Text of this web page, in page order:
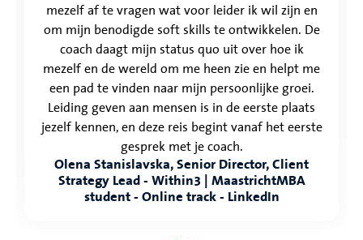
mezelf af te vragen wat voor leider ik wil zijn en
om mijn benodigde soft skills te ontwikkelen. De
coach daagt mijn status quo uit over hoe ik
mezelf en de wereld om me heen zie en helpt me
een pad te vinden naar mijn persoonlijke groei.
Leiding geven aan mensen is in de eerste plaats
jezelf kennen, en deze reis begint vanaf het eerste
gesprek met je coach.
Olena Stanislavska, Senior Director, Client
Strategy Lead - Within3 | MaastrichtMBA
student - Online track - LinkedIn